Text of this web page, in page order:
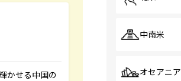
かせる中国の
中南米
オセアニア